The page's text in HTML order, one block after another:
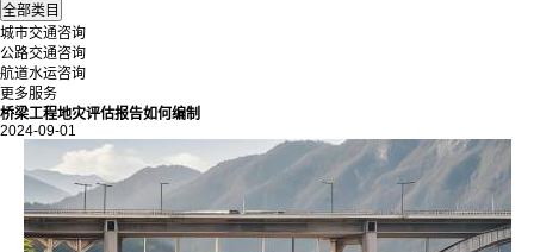
城市交通咨询
公路交通咨询
航道水运咨询
更多服务
桥梁工程地灾评估报告如何编制
2024-09-01